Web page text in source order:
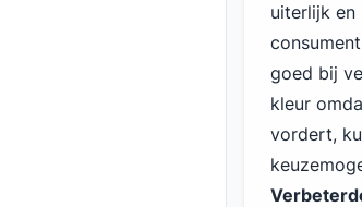
uiterlijk en
goed bij
kleur
vordert,